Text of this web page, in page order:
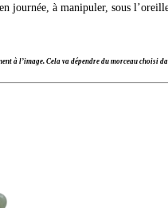
journée, à manipuler, sous
à l’image. Cela va dépendre du morceau